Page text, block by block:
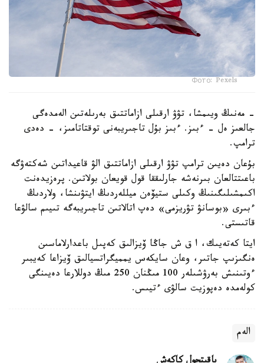
Фото: Pexels
- مەنىڭ ويىمشا، تۋۋ ارقىلى ازاماتتىق بەرىلەتىن الەمدەگى
جالعىز ەل - ءبىز. ءبىز بۇل تاجىريبەنى توقتاتامىز، - دەدى
ترامپ.
بۇعان دەيىن ترامپ تۋۋ ارقىلى ازاماتتىق الۋ قاعيداتىن شەكتەۋگە
باعىتتالعان بىرنەشە جارلىققا قول قويعان بولاتىن. پرەزيدەنت
اكىمشىلىگىنىڭ وكىلى ستيۆەن ميللەردىڭ ايتۋىنشا، ولاردىڭ
ءبىرى «بوسانۋ تۋريزمى» دەپ اتالاتىن تاجىريبەگە تىيىم سالۋعا
قاتىستى.
ايتا كەتەيىك، ا ق ش جاڭا ۆيزالىق كەپىل باعدارلاماسىن
ەنگىزىپ جاتىر، وعان سايكەس يمميگراتسيالىق ۆيزاعا كەيبىر
ءوتىنىش بەرۋشىلەر 100 مىڭنان 250 مىڭ دوللارعا دەيىنگى
كولەمدە دەپوزيت سالۋى ءتيىس.
الەم